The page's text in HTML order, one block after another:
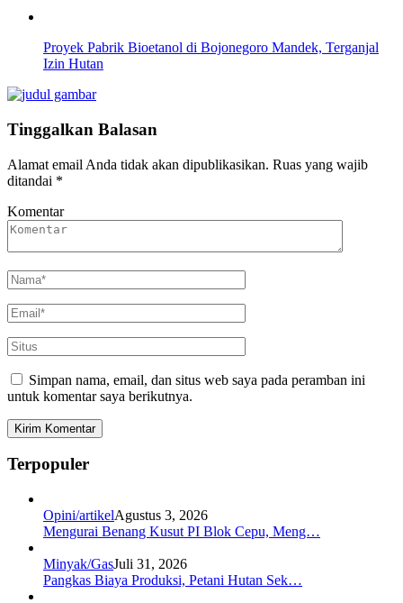
Proyek Pabrik Bioetanol di Bojonegoro Mandek, Terganjal
Izin Hutan
Tinggalkan Balasan
Alamat email Anda tidak akan dipublikasikan. Ruas yang wajib
ditandai *
Komentar
Simpan nama, email, dan situs web saya pada peramban ini
untuk komentar saya berikutnya.
Terpopuler
Opini/artikelAgustus 3, 2026
Mengurai Benang Kusut PI Blok Cepu, Meng…
Minyak/GasJuli 31, 2026
Pangkas Biaya Produksi, Petani Hutan Sek…